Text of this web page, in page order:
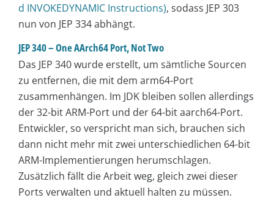
d INVOKEDYNAMIC Instructions), sodass JEP 303
nun von JEP 334 abhängt.
JEP 340 – One AArch64 Port, Not Two
Das JEP 340 wurde erstellt, um sämtliche Sourcen
zu entfernen, die mit dem arm64-Port
zusammenhängen. Im JDK bleiben sollen allerdings
der 32-bit ARM-Port und der 64-bit aarch64-Port.
Entwickler, so verspricht man sich, brauchen sich
dann nicht mehr mit zwei unterschiedlichen 64-bit
ARM-Implementierungen herumschlagen.
Zusätzlich fällt die Arbeit weg, gleich zwei dieser
Ports verwalten und aktuell halten zu müssen.